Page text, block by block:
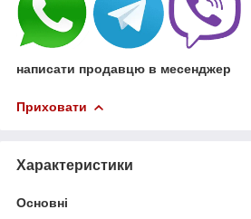
написати продавцю в месенджер
Приховати
Характеристики
Основні